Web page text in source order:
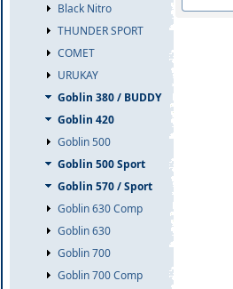
Black Nitro
THUNDER SPORT
COMET
URUKAY
Goblin 380 / BUDDY
Goblin 420
Goblin 500
Goblin 500 Sport
Goblin 570 / Sport
Goblin 630 Comp
Goblin 630
Goblin 700
Goblin 700 Comp